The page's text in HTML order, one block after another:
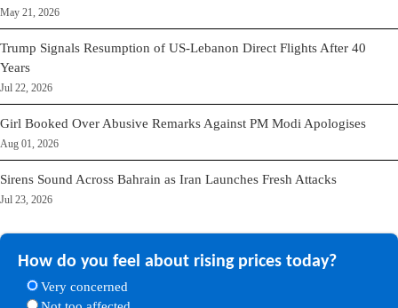
May 21, 2026
Trump Signals Resumption of US-Lebanon Direct Flights After 40
Years
Jul 22, 2026
Girl Booked Over Abusive Remarks Against PM Modi Apologises
Aug 01, 2026
Sirens Sound Across Bahrain as Iran Launches Fresh Attacks
Jul 23, 2026
How do you feel about rising prices today?
Very concerned